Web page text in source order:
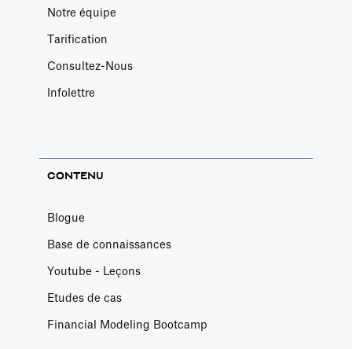
Notre équipe
Tarification
Consultez-Nous
Infolettre
CONTENU
Blogue
Base de connaissances
Youtube - Leçons
Etudes de cas
Financial Modeling Bootcamp